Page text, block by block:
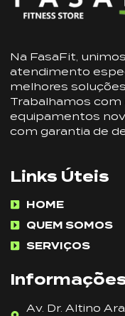
Na FasaFit,
atendimento
melhores
Trabalhamos
equipamentos
com garantia de
Links Úteis
HOME
QUEM SOMOS
SERVIÇOS
Av. Dr. Altino